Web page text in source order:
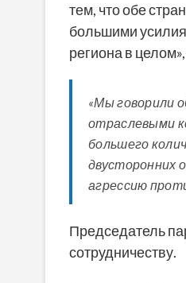
тем, что обе
большими
региона в
«Мы говорили
отраслевыми
большего
двусторонних
агрессию
Председатель
сотрудничеству.